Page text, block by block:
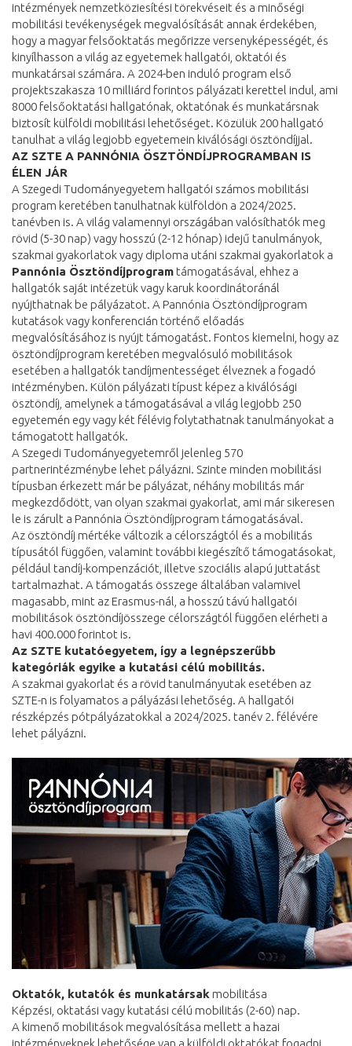
intézmények nemzetköziesítési törekvéseit és a minőségi
mobilitási tevékenységek megvalósítását annak érdekében,
hogy a magyar felsőoktatás megőrizze versenyképességét, és
kinyílhasson a világ az egyetemek hallgatói, oktatói és
munkatársai számára. A 2024-ben induló program első
projektszakasza 10 milliárd forintos pályázati kerettel indul, ami
8000 felsőoktatási hallgatónak, oktatónak és munkatársnak
biztosít külföldi mobilitási lehetőséget. Közülük 200 hallgató
tanulhat a világ legjobb egyetemein kiválósági ösztöndíjjal.
AZ SZTE A PANNÓNIA ÖSZTÖNDÍJPROGRAMBAN IS
ÉLEN JÁR
A Szegedi Tudományegyetem hallgatói számos mobilitási
program keretében tanulhatnak külföldön a 2024/2025.
tanévben is. A világ valamennyi országában valósíthatók meg
rövid (5-30 nap) vagy hosszú (2-12 hónap) idejű tanulmányok,
szakmai gyakorlatok vagy diploma utáni szakmai gyakorlatok a
Pannónia Ösztöndíjprogram támogatásával, ehhez a
hallgatók saját intézetük vagy karuk koordinátoránál
nyújthatnak be pályázatot. A Pannónia Ösztöndíjprogram
kutatások vagy konferencián történő előadás
megvalósításához is nyújt támogatást. Fontos kiemelni, hogy az
ösztöndíjprogram keretében megvalósuló mobilitások
esetében a hallgatók tandíjmentességet élveznek a fogadó
intézményben. Külön pályázati típust képez a kiválósági
ösztöndíj, amelynek a támogatásával a világ legjobb 250
egyetemén egy vagy két félévig folytathatnak tanulmányokat a
támogatott hallgatók.
A Szegedi Tudományegyetemről jelenleg 570
partnerintézménybe lehet pályázni. Szinte minden mobilitási
típusban érkezett már be pályázat, néhány mobilitás már
megkezdődött, van olyan szakmai gyakorlat, ami már sikeresen
le is zárult a Pannónia Ösztöndíjprogram támogatásával.
Az ösztöndíj mértéke változik a célországtól és a mobilitás
típusától függően, valamint további kiegészítő támogatásokat,
például tandíj-kompenzációt, illetve szociális alapú juttatást
tartalmazhat. A támogatás összege általában valamivel
magasabb, mint az Erasmus-nál, a hosszú távú hallgatói
mobilitások ösztöndíjösszege célországtól függően elérheti a
havi 400.000 forintot is.
Az SZTE kutatóegyetem, így a legnépszerűbb
kategóriák egyike a kutatási célú mobilitás.
A szakmai gyakorlat és a rövid tanulmányutak esetében az
SZTE-n is folyamatos a pályázási lehetőség. A hallgatói
részképzés pótpályázatokkal a 2024/2025. tanév 2. félévére
lehet pályázni.
Oktatók, kutatók és munkatársak mobilitása
Képzési, oktatási vagy kutatási célú mobilitás (2-60) nap.
A kimenő mobilitások megvalósítása mellett a hazai
intézményeknek lehetősége van a külföldi oktatókat fogadni